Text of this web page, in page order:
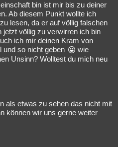
bin ist mir bis zu deiner
Ab diesem Punkt wollte ich
lesen, da er auf völlig falschen
völlig zu verwirren ich bin
ich mir deinen Kram von
und so nicht geben
wie
Unsinn? Wolltest du mich neu
als etwas zu sehen das nicht mit
können wir uns gerne weiter